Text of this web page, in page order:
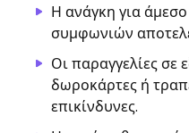
Η ανάγκη για
συμφωνιών
Οι παραγγελίες σε
δωροκάρτες ή
επικίνδυνες.